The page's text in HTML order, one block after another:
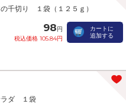
千切り １袋（１２５ｇ）
98円
税込価格 105.84円
カートに
追加する
ラダ １袋